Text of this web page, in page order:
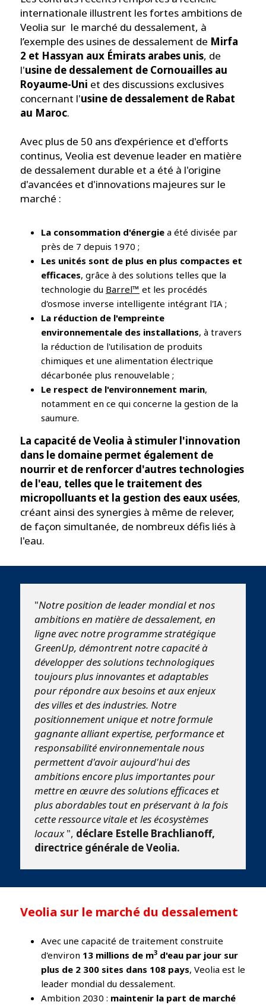
internationale illustrent les fortes ambitions de
Veolia sur le marché du dessalement, à
l’exemple des usines de dessalement de Mirfa
2 et Hassyan aux Émirats arabes unis, de
l'usine de dessalement de Cornouailles au
Royaume-Uni et des discussions exclusives
concernant l'usine de dessalement de Rabat
au Maroc.
Avec plus de 50 ans d’expérience et d'efforts
continus, Veolia est devenue leader en matière
de dessalement durable et a été à l'origine
d'avancées et d'innovations majeures sur le
marché :
La consommation d'énergie a été divisée par
près de 7 depuis 1970 ;
Les unités sont de plus en plus compactes et
efficaces, grâce à des solutions telles que la
technologie du Barrel™ et les procédés
d'osmose inverse intelligente intégrant l'IA ;
La réduction de l'empreinte
environnementale des installations, à travers
la réduction de l'utilisation de produits
chimiques et une alimentation électrique
décarbonée plus renouvelable ;
Le respect de l'environnement marin,
notamment en ce qui concerne la gestion de la
saumure.
La capacité de Veolia à stimuler l'innovation
dans le domaine permet également de
nourrir et de renforcer d'autres technologies
de l'eau, telles que le traitement des
micropolluants et la gestion des eaux usées,
créant ainsi des synergies à même de relever,
de façon simultanée, de nombreux défis liés à
l'eau.
"Notre position de leader mondial et nos
ambitions en matière de dessalement, en
ligne avec notre programme stratégique
GreenUp, démontrent notre capacité à
développer des solutions technologiques
toujours plus innovantes et adaptables
pour répondre aux besoins et aux enjeux
des villes et des industries. Notre
positionnement unique et notre formule
gagnante alliant expertise, performance et
responsabilité environnementale nous
permettent d'avoir aujourd'hui des
ambitions encore plus importantes pour
mettre en œuvre des solutions efficaces et
plus abordables tout en préservant à la fois
cette ressource vitale et les écosystèmes
locaux", déclare Estelle Brachlianoff,
directrice générale de Veolia.
Veolia sur le marché du dessalement
Avec une capacité de traitement construite
d'environ 13 millions de m3 d'eau par jour sur
plus de 2 300 sites dans 108 pays, Veolia est le
leader mondial du dessalement.
Ambition 2030 : maintenir la part de marché